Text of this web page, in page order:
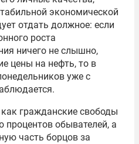
экономической
отдать должное: если
роста
ничего не слышно,
цены на нефть, то в
уже с
гражданские свободы
процентов обывателей, а
часть борцов за